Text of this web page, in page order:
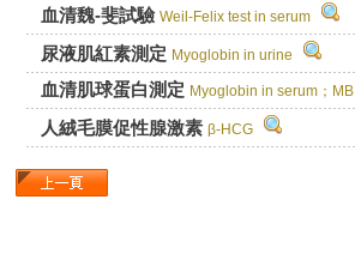
血清魏-斐試驗 Weil-Felix test in serum
尿液肌紅素測定 Myoglobin in urine
血清肌球蛋白測定 Myoglobin in serum；MB
人絨毛膜促性腺激素 β-HCG